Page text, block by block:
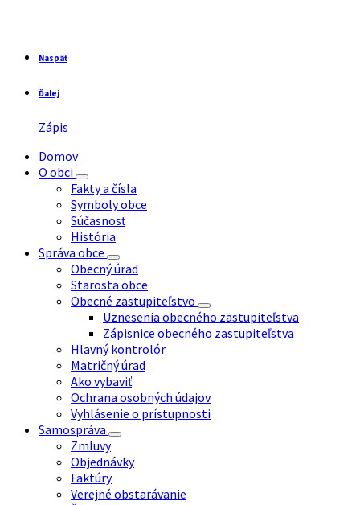
Naspäť
Ďalej
Zápis
Domov
O obci
Fakty a čísla
Symboly obce
Súčasnosť
História
Správa obce
Obecný úrad
Starosta obce
Obecné zastupiteľstvo
Uznesenia obecného zastupiteľstva
Zápisnice obecného zastupiteľstva
Hlavný kontrolór
Matričný úrad
Ako vybaviť
Ochrana osobných údajov
Vyhlásenie o prístupnosti
Samospráva
Zmluvy
Objednávky
Faktúry
Verejné obstarávanie